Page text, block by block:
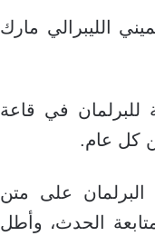
الليبرالي مارك
للبرلمان في قاعة
كل عام.
البرلمان على متن
الحدث، وأطل